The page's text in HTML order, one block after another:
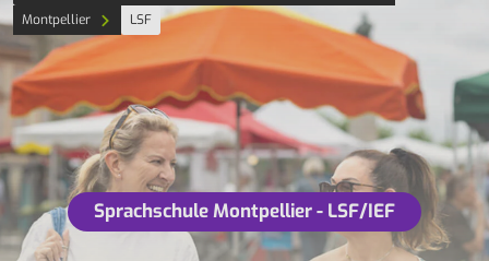
Montpellier
LSF
Sprachschule Montpellier - LSF/IEF